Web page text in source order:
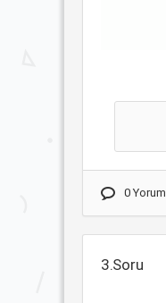
0 Yorum
3.Soru